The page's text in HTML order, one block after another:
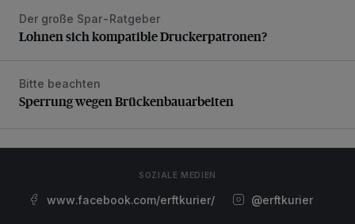
Lohnen sich kompatible Druckerpatronen?
Der große Spar-Ratgeber
Lohnen sich kompatible Druckerpatronen?
Sperrung wegen Brückenbauarbeiten
Bitte beachten
Sperrung wegen Brückenbauarbeiten
SOZIALE MEDIEN
www.facebook.com/erftkurier/ @erftkurier